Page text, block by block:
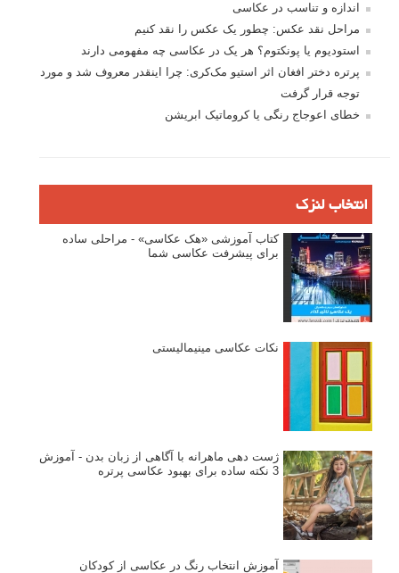
اندازه و تناسب در عکاسی
مراحل نقد عکس: چطور یک عکس را نقد کنیم
استودیوم یا پونکتوم؟ هر یک در عکاسی چه مفهومی دارند
پرتره دختر افغان اثر استیو مک‌کری: چرا اینقدر معروف شد و مورد
توجه قرار گرفت
خطای اعوجاج رنگی یا کروماتیک ابریشن
انتخاب لنزک
کتاب آموزشی «هک عکاسی» - مراحلی ساده
برای پیشرفت عکاسی شما
نکات عکاسی مینیمالیستی
ژست دهی ماهرانه با آگاهی از زبان بدن - آموزش
3 نکته ساده برای بهبود عکاسی پرتره
آموزش انتخاب رنگ در عکاسی از کودکان